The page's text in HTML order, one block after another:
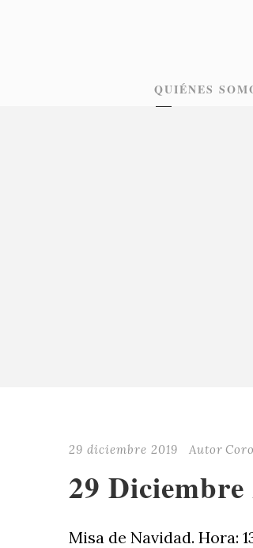
QUIÉNES
29 diciembre 2019 Autor
29
Misa de Navidad. Hora: